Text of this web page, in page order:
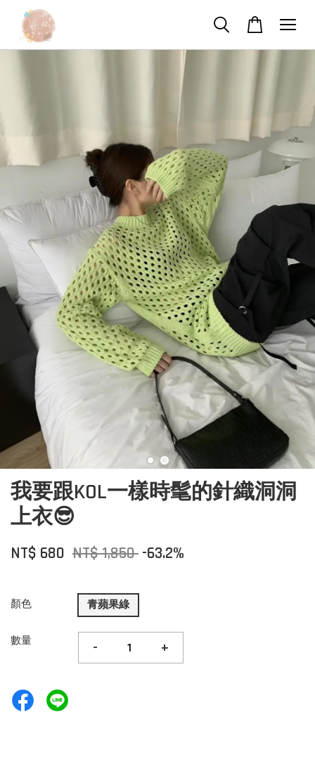
我要跟KOL一樣時髦的針織洞洞
上衣😎
NT$ 680 NT$ 1,850 -63.2%
顏色 青蘋果綠
數量 - +